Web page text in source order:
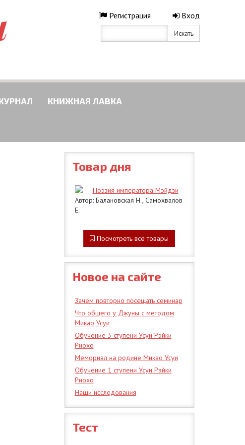
Регистрация Вход
Искать
КНИЖНАЯ ЛАВКА
Товар дня
Поэзия императора Мэйдзи
Автор: Балановская Н., Самохвалов
Е.
Посмотреть все товары
Новое на сайте
Зачем повторно посещать семинар
Что общего у Джуны с методом
Микао Усуи
Обучение 3 ступени Усуи Рэйки
Риохо
Мемориал на родине Микао Усуи
Обучение 1 ступени Усуи Рэйки
Риохо
Наши исследования
Тест